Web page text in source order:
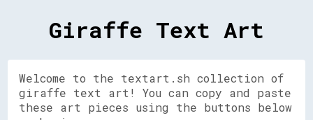
Giraffe Text Art
Welcome to the textart.sh collection of
giraffe text art! You can copy and paste
these art pieces using the buttons below